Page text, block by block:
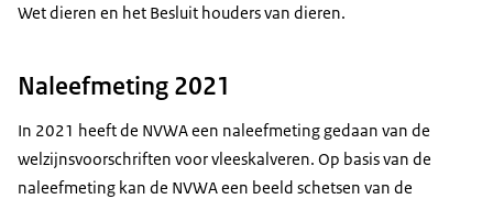
Wet dieren en het Besluit houders van dieren.
Naleefmeting 2021
In 2021 heeft de NVWA een naleefmeting gedaan van de
welzijnsvoorschriften voor vleeskalveren. Op basis van de
naleefmeting kan de NVWA een beeld schetsen van de